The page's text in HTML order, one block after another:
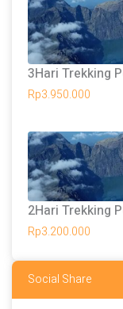
3Hari Trekking
Rp3.950.000
2Hari Trekking
Rp3.200.000
Social Share